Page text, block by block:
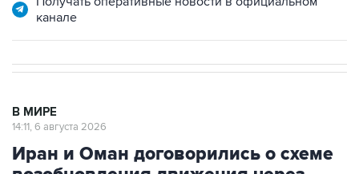
Иран и Оман договорились о схеме
возобновления движения через
Ормузский пролив на 60 дней